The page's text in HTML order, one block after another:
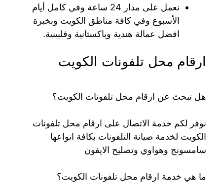
نعمل على مدار 24 ساعة وفي كامل أيام
الأسبوع وفي كافة مناطق الكويت وبخبرة
افضل عمالة هندية وباكستانية وفلبينية.
ارقام محل تلفونات الكويت
هل تبحث عن ارقام محل تلفونات الكويت؟
نوفر لكم خدمة الاتصال على ارقام محل تلفونات
الكويت لخدمة صيانة التلفونات بكافة انواعها
سامسونج وهواوي وتصليح الايفون
ما هي خدمة ارقام محل تلفونات الكويت؟